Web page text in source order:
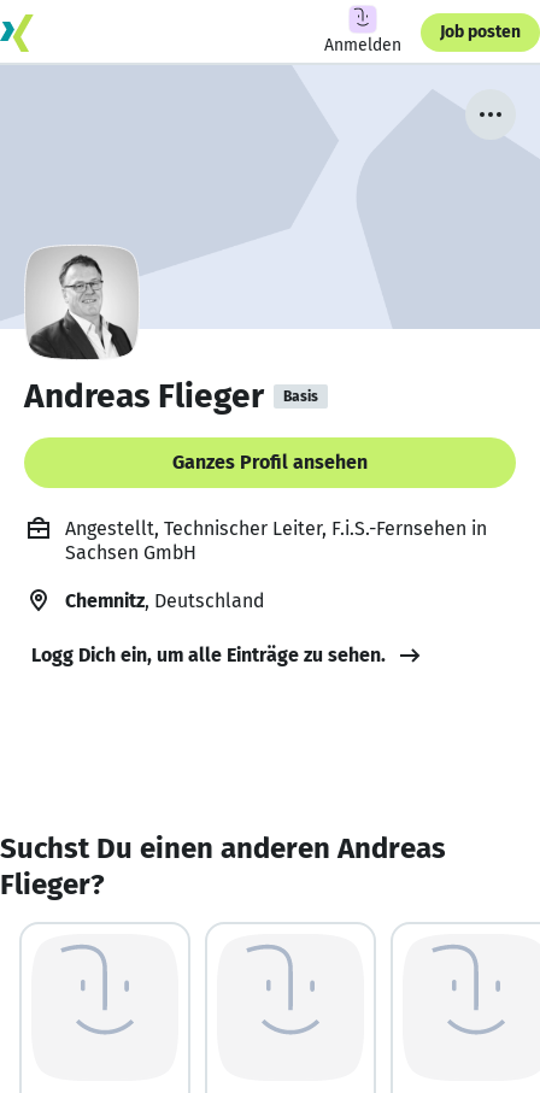
Anmelden
Job posten
Andreas Flieger Basis
Ganzes Profil ansehen
Angestellt, Technischer Leiter, F.i.S.-Fernsehen in
Sachsen GmbH
Chemnitz, Deutschland
Logg Dich ein, um alle Einträge zu sehen.
Suchst Du einen anderen Andreas
Flieger?